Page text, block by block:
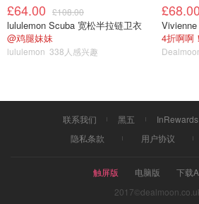
£64.00 £108.00
lululemon Scuba 宽松半拉链卫衣
@鸡腿妹妹
lululemon 338人感兴趣
£68.00
4折啊啊
联系我们 黑五 InRewards
隐私条款
用户协议
触屏版 电脑版
下载